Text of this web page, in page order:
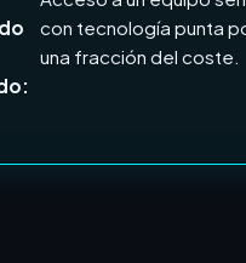
con tecnología punta
una fracción del coste.